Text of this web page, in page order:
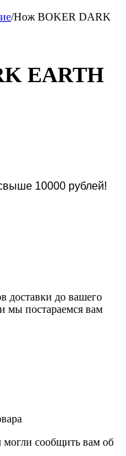
/Нож BOKER DARK
EARTH
10000 рублей!
доставки до вашего
мы постараемся вам
сообщить вам об